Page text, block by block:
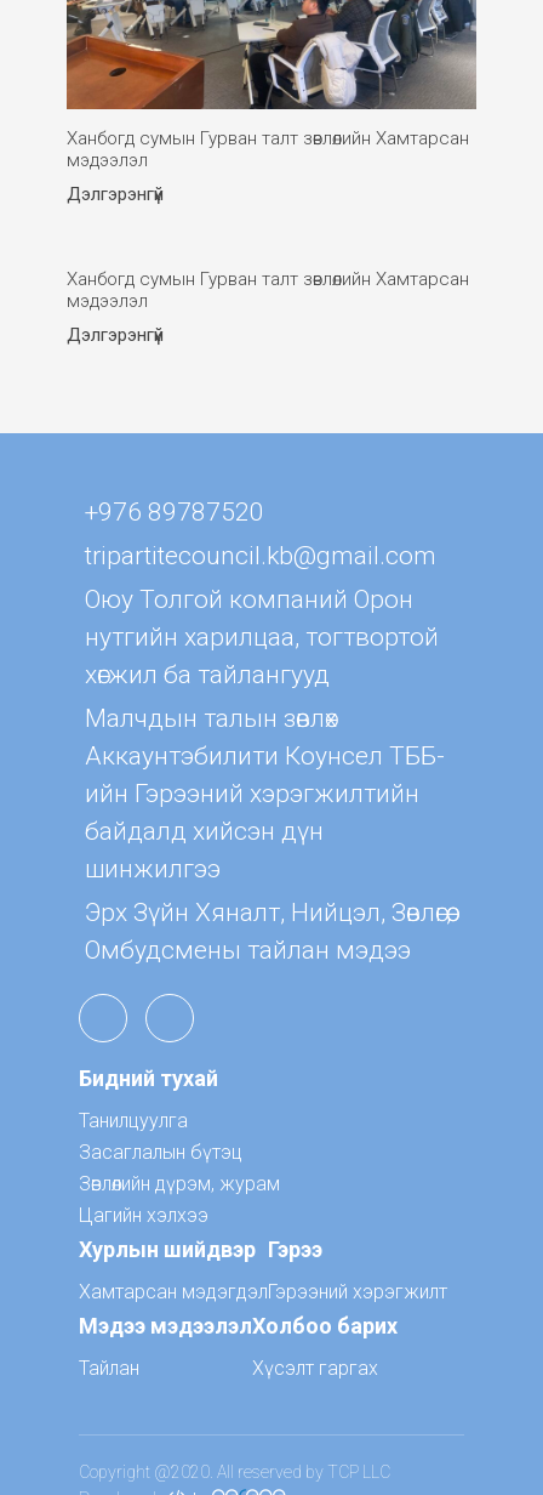
Ханбогд сумын Гурван талт зөвлөлийн Хамтарсан
мэдээлэл
Дэлгэрэнгүй
Ханбогд сумын Гурван талт зөвлөлийн Хамтарсан
мэдээлэл
Дэлгэрэнгүй
+976 89787520
tripartitecouncil.kb@gmail.com
Оюу Толгой компаний Орон
нутгийн харилцаа, тогтвортой
хөгжил ба тайлангууд
Малчдын талын зөвлөх
Aккаунтэбилити Коунсел ТББ-
ийн Гэрээний хэрэгжилтийн
байдалд хийсэн дүн
шинжилгээ
Эрх Зүйн Хяналт, Нийцэл, Зөвлөгөө,
Омбудсмены тайлан мэдээ
Бидний тухай
Танилцуулга
Засаглалын бүтэц
Зөвлөлийн дүрэм, журам
Цагийн хэлхээ
Хурлын шийдвэр
Хамтарсан мэдэгдэл
Гэрээ
Гэрээний хэрэгжилт
Мэдээ мэдээлэл
Тайлан
Холбоо барих
Хүсэлт гаргах
Copyright @2020. All reserved by TCP LLC